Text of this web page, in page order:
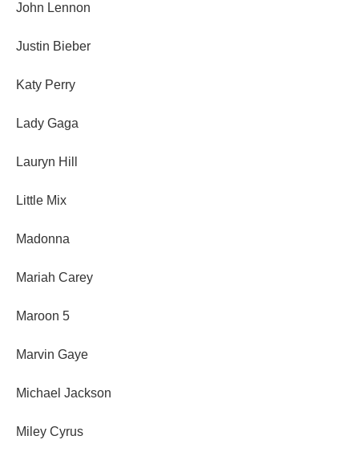
John Lennon
Justin Bieber
Katy Perry
Lady Gaga
Lauryn Hill
Little Mix
Madonna
Mariah Carey
Maroon 5
Marvin Gaye
Michael Jackson
Miley Cyrus